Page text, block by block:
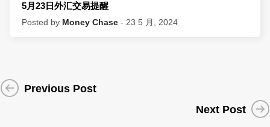
5月23日外汇交易提醒
Posted by Money Chase - 23 5 月, 2024
Previous Post
Next Post